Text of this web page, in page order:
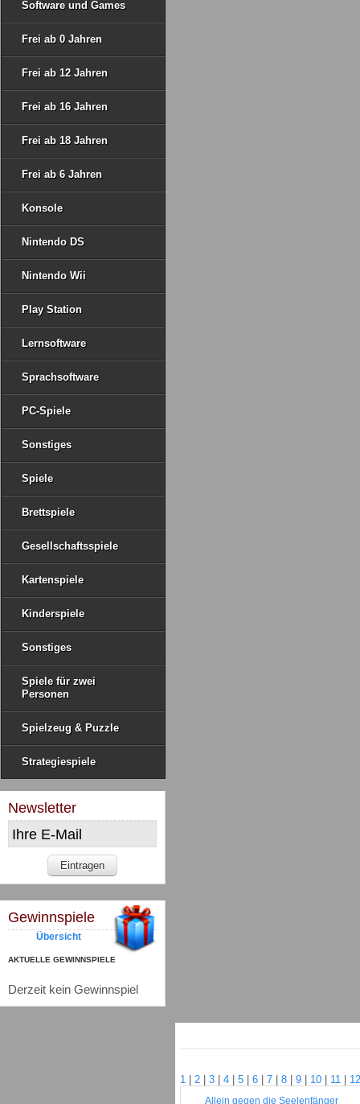
Software und Games
Frei ab 0 Jahren
Frei ab 12 Jahren
Frei ab 16 Jahren
Frei ab 18 Jahren
Frei ab 6 Jahren
Konsole
Nintendo DS
Nintendo Wii
Play Station
Lernsoftware
Sprachsoftware
PC-Spiele
Sonstiges
Spiele
Brettspiele
Gesellschaftsspiele
Kartenspiele
Kinderspiele
Sonstiges
Spiele für zwei
Personen
Spielzeug & Puzzle
Strategiespiele
Newsletter
Gewinnspiele
Übersicht
AKTUELLE GEWINNSPIELE
Derzeit kein Gewinnspiel
1 2 3 4 5 6 7 8 9 10 11 12
Allein gegen die Seelenfänger